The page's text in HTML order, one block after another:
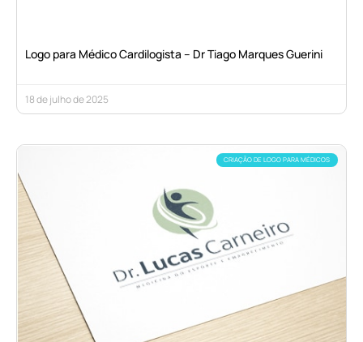
Logo para Médico Cardilogista – Dr Tiago Marques Guerini
18 de julho de 2025
CRIAÇÃO DE LOGO PARA MÉDICOS